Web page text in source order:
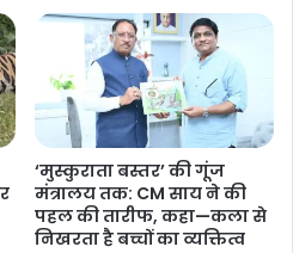
‘मुस्कुराता बस्तर’ की गूंज
मंत्रालय तक: CM साय ने की
पहल की तारीफ, कहा—कला से
निखरता है बच्चों का व्यक्तित्व